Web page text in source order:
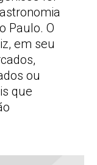
Paulo. O
em seu
ou
que